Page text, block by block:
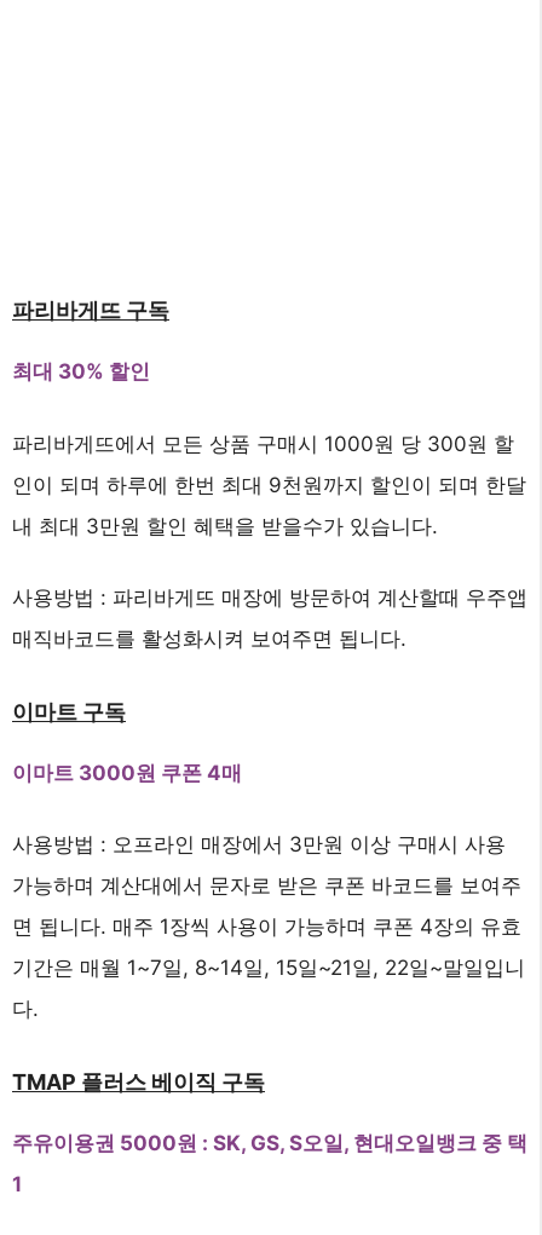
파리바게뜨 구독
최대 30% 할인
파리바게뜨에서 모든 상품 구매시 1000원 당 300원 할
인이 되며 하루에 한번 최대 9천원까지 할인이 되며 한달
내 최대 3만원 할인 혜택을 받을수가 있습니다.
사용방법 : 파리바게뜨 매장에 방문하여 계산할때 우주앱
매직바코드를 활성화시켜 보여주면 됩니다.
이마트 구독
이마트 3000원 쿠폰 4매
사용방법 : 오프라인 매장에서 3만원 이상 구매시 사용
가능하며 계산대에서 문자로 받은 쿠폰 바코드를 보여주
면 됩니다. 매주 1장씩 사용이 가능하며 쿠폰 4장의 유효
기간은 매월 1~7일, 8~14일, 15일~21일, 22일~말일입니
다.
TMAP 플러스 베이직 구독
주유이용권 5000원 : SK, GS, S오일, 현대오일뱅크 중 택
1